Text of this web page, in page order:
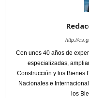
http://
Con unos 40 años de
especializadas,
Construcción y los Bienes
Nacionales e
los